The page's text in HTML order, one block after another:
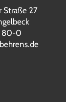
Straße 27
80-0